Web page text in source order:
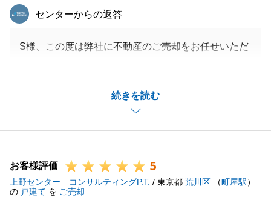
続きを読む
東急リバブル
センターからの返答
S様、この度は弊社に不動産のご売却をお任せいただ
ございましたが、良い内容でご売却が出来たと思って
いただけているとの事、私も嬉しい限りでございま
す。
たら、お気軽にご連絡くださいませ。
お客様評価 5
上野センター コンサルティングP.T. / 東京都 荒川区 （町屋駅）
の 戸建て を ご売却